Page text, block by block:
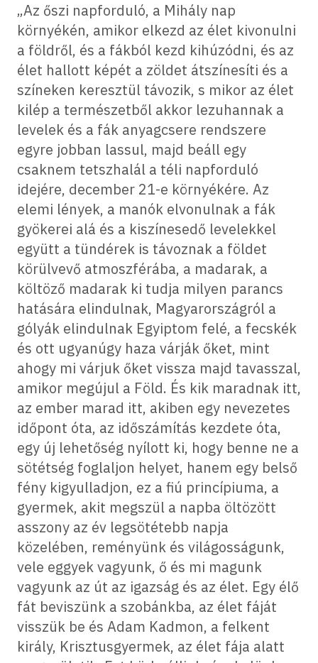
„Az őszi napforduló, a Mihály nap
környékén, amikor elkezd az élet kivonulni
a földről, és a fákból kezd kihúzódni, és az
élet hallott képét a zöldet átszínesíti és a
színeken keresztül távozik, s mikor az élet
kilép a természetből akkor lezuhannak a
levelek és a fák anyagcsere rendszere
egyre jobban lassul, majd beáll egy
csaknem tetszhalál a téli napforduló
idejére, december 21-e környékére. Az
elemi lények, a manók elvonulnak a fák
gyökerei alá és a kiszínesedő levelekkel
együtt a tündérek is távoznak a földet
körülvevő atmoszférába, a madarak, a
költöző madarak ki tudja milyen parancs
hatására elindulnak, Magyarországról a
gólyák elindulnak Egyiptom felé, a fecskék
és ott ugyanúgy haza várják őket, mint
ahogy mi várjuk őket vissza majd tavasszal,
amikor megújul a Föld. És kik maradnak itt,
az ember marad itt, akiben egy nevezetes
időpont óta, az időszámítás kezdete óta,
egy új lehetőség nyílott ki, hogy benne ne a
sötétség foglaljon helyet, hanem egy belső
fény kigyulladjon, ez a fiú princípiuma, a
gyermek, akit megszül a napba öltözött
asszony az év legsötétebb napja
közelében, reményünk és világosságunk,
vele eggyek vagyunk, ő és mi magunk
vagyunk az út az igazság és az élet. Egy élő
fát beviszünk a szobánkba, az élet fáját
visszük be és Adam Kadmon, a felkent
király, Krisztusgyermek, az élet fája alatt